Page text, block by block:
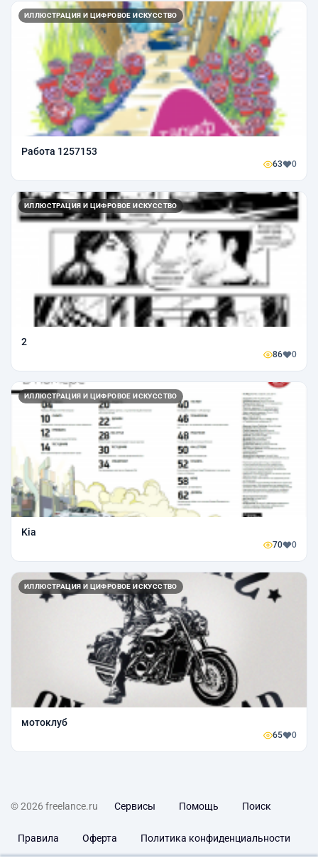
ИЛЛЮСТРАЦИЯ И ЦИФРОВОЕ ИСКУССТВО
Работа 1257153
63 0
ИЛЛЮСТРАЦИЯ И ЦИФРОВОЕ ИСКУССТВО
2
86 0
ИЛЛЮСТРАЦИЯ И ЦИФРОВОЕ ИСКУССТВО
Kia
70 0
ИЛЛЮСТРАЦИЯ И ЦИФРОВОЕ ИСКУССТВО
мотоклуб
65 0
© 2026 freelance.ru Сервисы Помощь Поиск
Правила Оферта Политика конфиденциальности